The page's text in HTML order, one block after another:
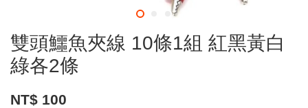
雙頭鱷魚夾線 10條1組 紅黑黃白
綠各2條
NT$ 100